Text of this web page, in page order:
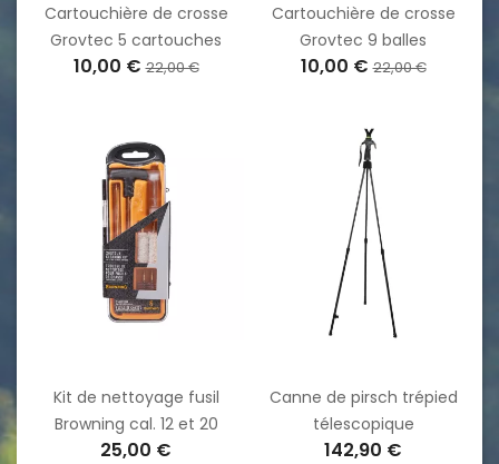
Cartouchière de crosse
Grovtec 5 cartouches
10,00 €22,00 €
Cartouchière de crosse
Grovtec 9 balles
10,00 €22,00 €
Kit de nettoyage fusil
Browning cal. 12 et 20
25,00 €
Canne de pirsch trépied
télescopique
142,90 €